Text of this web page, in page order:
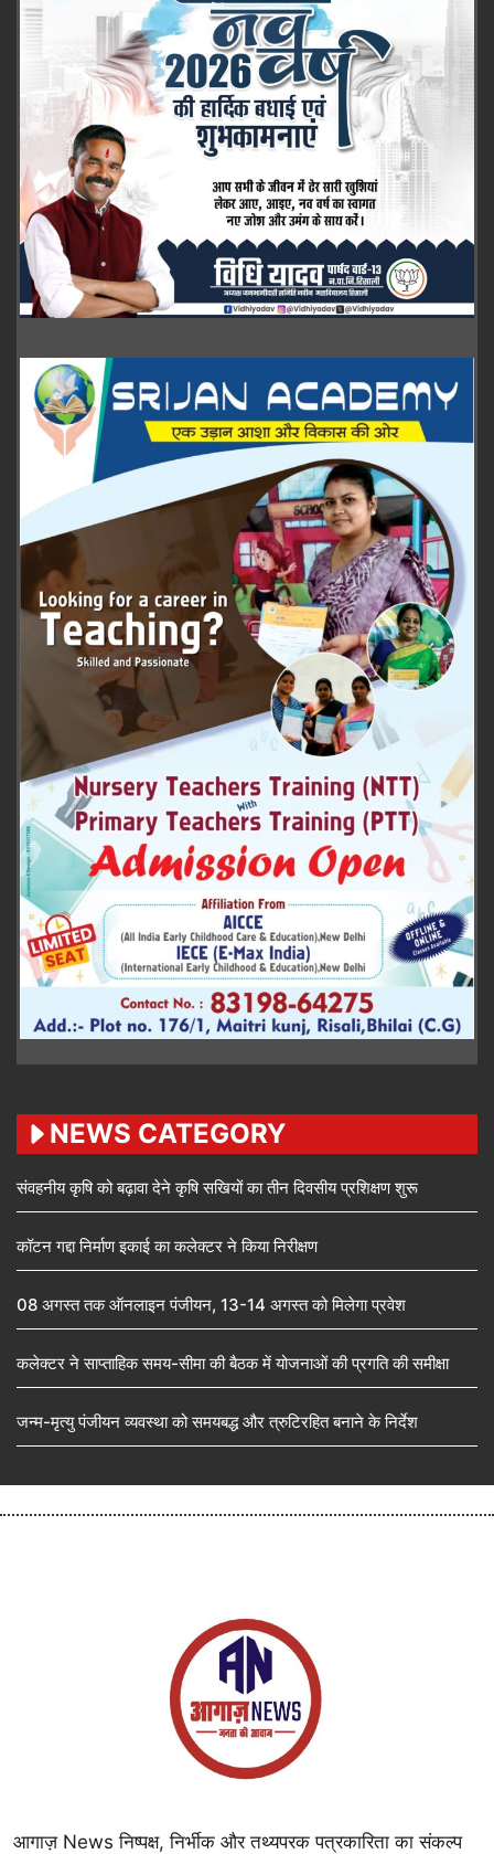
NEWS CATEGORY
संवहनीय कृषि को बढ़ावा देने कृषि सखियों का तीन दिवसीय प्रशिक्षण शुरू
कॉटन गद्दा निर्माण इकाई का कलेक्टर ने किया निरीक्षण
08 अगस्त तक ऑनलाइन पंजीयन, 13-14 अगस्त को मिलेगा प्रवेश
कलेक्टर ने साप्ताहिक समय-सीमा की बैठक में योजनाओं की प्रगति की समीक्षा
जन्म-मृत्यु पंजीयन व्यवस्था को समयबद्ध और त्रुटिरहित बनाने के निर्देश
आगाज़ News निष्पक्ष, निर्भीक और तथ्यपरक पत्रकारिता का संकल्प